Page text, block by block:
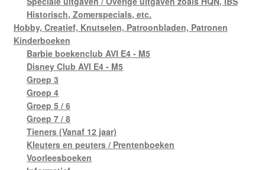
Historisch, Zomerspecials, etc.
Hobby, Creatief, Knutselen, Patroonbladen, Patronen
Kinderboeken
Barbie boekenclub AVI E4 - M5
Disney Club AVI E4 - M5
Groep 3
Groep 4
Groep 5 / 6
Groep 7 / 8
Tieners (Vanaf 12 jaar)
Kleuters en peuters / Prentenboeken
Voorleesboeken